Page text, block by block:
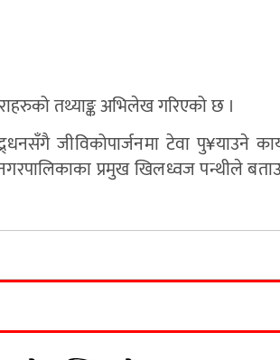
तथ्याङ्क अभिलेख गरिएको छ ।
जीविकोपार्जनमा टेवा पु¥याउने
प्रमुख खिलध्वज पन्थीले